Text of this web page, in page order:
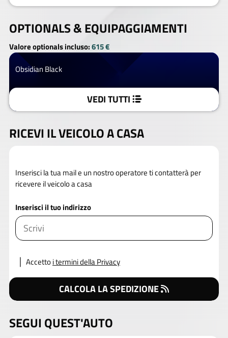
OPTIONALS &EQUIPAGGIAMENTI
Valore optionals incluso:615 €
Obsidian Black
VEDI TUTTI
RICEVI IL VEICOLO A CASA
Inserisci la tua mail e un nostro operatore ti contatterà per
ricevere il veicolo a casa
Inserisci il tuo indirizzo
Accettoi termini della Privacy
CALCOLA LA SPEDIZIONE
SEGUI QUEST'AUTO